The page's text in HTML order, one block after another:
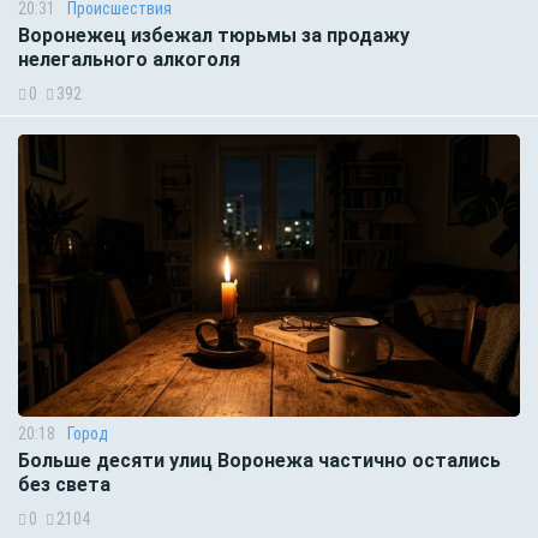
20:31 Происшествия
Воронежец избежал тюрьмы за продажу
нелегального алкоголя
0 392
20:18 Город
Больше десяти улиц Воронежа частично остались
без света
0 2104